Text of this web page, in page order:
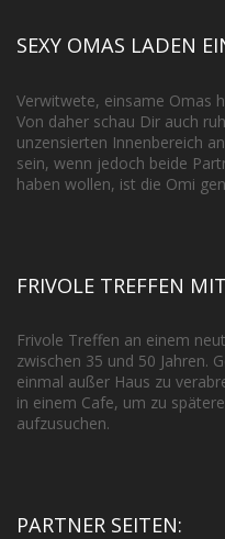
SEXY OMAS LADEN
Verwitwete, einsame Omas
Von daher schau Dir auch
unzensierten Innenbereich
sein, wenn jedoch beide
haben wollen, ist die Omi
FRIVOLE TREFFEN
Frivole Treffen an einem
zwischen 35 und 50 Jahren.
einmal außer Haus zu
in einem Cafe, um zu
aufzusuchen.
PARTNER SEITEN: